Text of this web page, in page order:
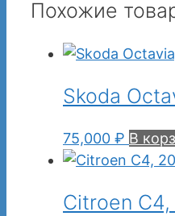
Похожие
Skoda
75,000 ₽ В
Citroen